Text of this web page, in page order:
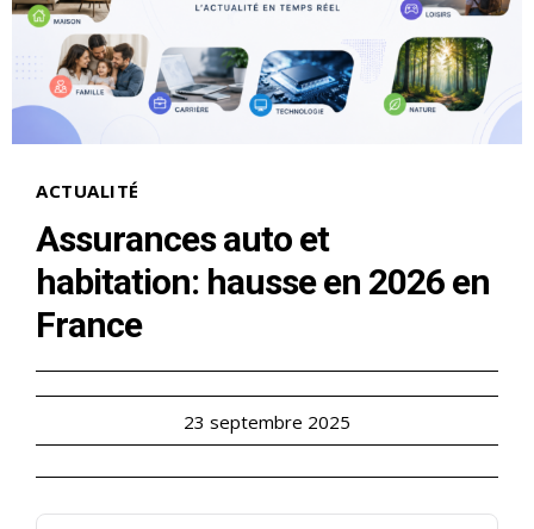
ACTUALITÉ
Assurances auto et
habitation: hausse en 2026 en
France
23 septembre 2025